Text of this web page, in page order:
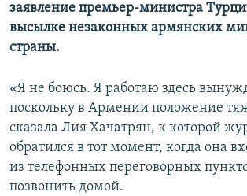
заявление премьер-министра
высылке незаконных армянских
страны.
«Я не боюсь. Я работаю здесь
поскольку в Армении положение
сказала Лия Хачатрян, к которой
обратился в тот момент, когда она
из телефонных переговорных
позвонить домой.